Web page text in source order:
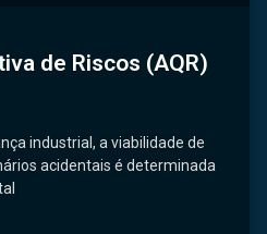
de Riscos (AQR)
industrial, a viabilidade de
acidentais é determinada